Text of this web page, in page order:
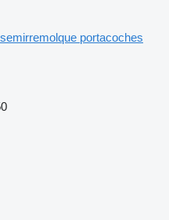
portacoches